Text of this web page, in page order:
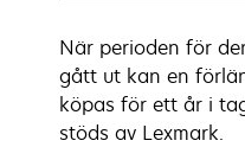
När perioden för
gått ut kan en
köpas för ett år i
stöds av Lexmark.